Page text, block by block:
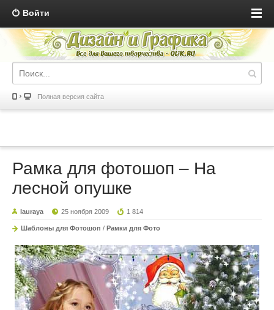
Войти
Полная версия сайта
Рамка для фотошоп – На
лесной опушке
lauraya 25 ноября 2009 1 814
Шаблоны для Фотошоп / Рамки для Фото